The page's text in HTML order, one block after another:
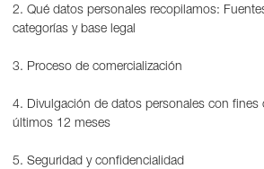
2. Qué datos personales recopilamos:
categorías y base legal
3. Proceso de comercialización
4. Divulgación de datos personales con fines
últimos 12 meses
5. Seguridad y confidencialidad